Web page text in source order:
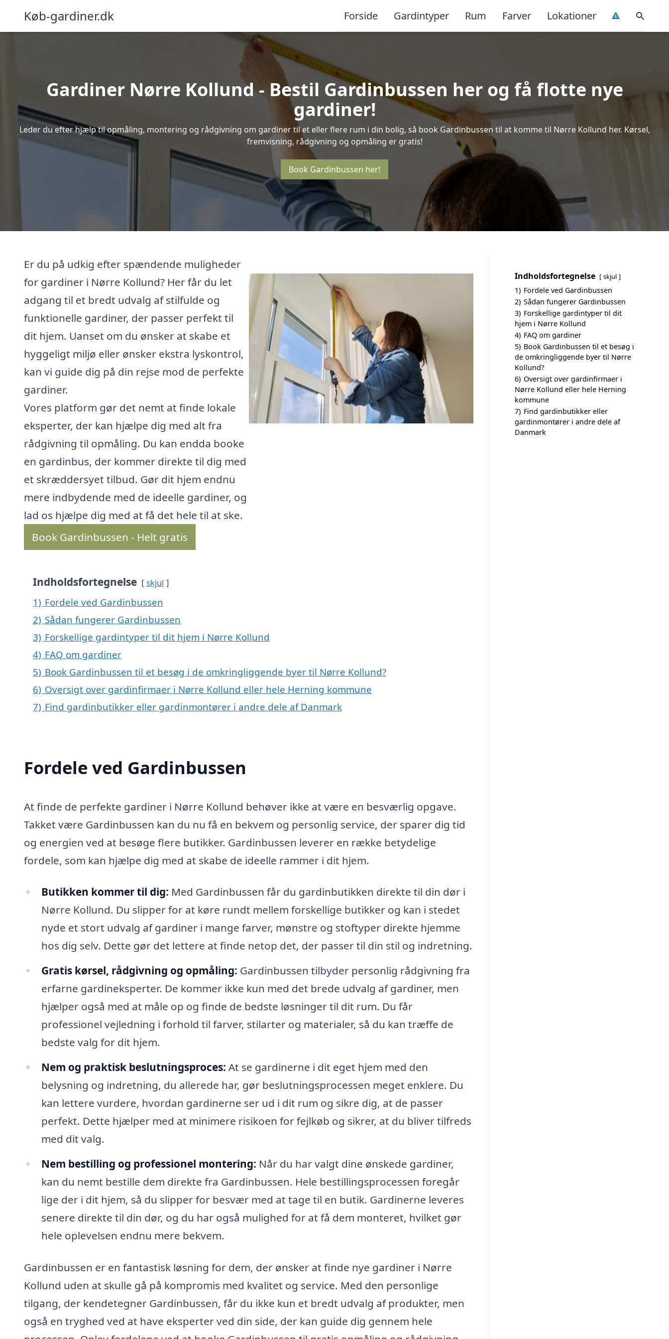
Køb-gardiner.dk Forside Gardintyper Rum Farver Lokationer
Gardiner Nørre Kollund - Bestil Gardinbussen her og få flotte nye
gardiner!
Leder du efter hjælp til opmåling, montering og rådgivning om gardiner til et eller flere rum i din bolig, så book Gardinbussen til at komme til Nørre Kollund her. Kørsel,
fremvisning, rådgivning og opmåling er gratis!
Book Gardinbussen her!
Er du på udkig efter spændende muligheder
for gardiner i Nørre Kollund? Her får du let
adgang til et bredt udvalg af stilfulde og
funktionelle gardiner, der passer perfekt til
dit hjem. Uanset om du ønsker at skabe et
hyggeligt miljø eller ønsker ekstra lyskontrol,
kan vi guide dig på din rejse mod de perfekte
gardiner.
Vores platform gør det nemt at finde lokale
eksperter, der kan hjælpe dig med alt fra
rådgivning til opmåling. Du kan endda booke
en gardinbus, der kommer direkte til dig med
et skræddersyet tilbud. Gør dit hjem endnu
mere indbydende med de ideelle gardiner, og
lad os hjælpe dig med at få det hele til at ske.
Book Gardinbussen - Helt gratis
Indholdsfortegnelse skjul
1) Fordele ved Gardinbussen
2) Sådan fungerer Gardinbussen
3) Forskellige gardintyper til dit hjem i Nørre Kollund
4) FAQ om gardiner
5) Book Gardinbussen til et besøg i de omkringliggende byer til Nørre Kollund?
6) Oversigt over gardinfirmaer i Nørre Kollund eller hele Herning kommune
7) Find gardinbutikker eller gardinmontører i andre dele af Danmark
Fordele ved Gardinbussen
At finde de perfekte gardiner i Nørre Kollund behøver ikke at være en besværlig opgave.
Takket være Gardinbussen kan du nu få en bekvem og personlig service, der sparer dig tid
og energien ved at besøge flere butikker. Gardinbussen leverer en række betydelige
fordele, som kan hjælpe dig med at skabe de ideelle rammer i dit hjem.
Butikken kommer til dig: Med Gardinbussen får du gardinbutikken direkte til din dør i
Nørre Kollund. Du slipper for at køre rundt mellem forskellige butikker og kan i stedet
nyde et stort udvalg af gardiner i mange farver, mønstre og stoftyper direkte hjemme
hos dig selv. Dette gør det lettere at finde netop det, der passer til din stil og indretning.
Gratis kørsel, rådgivning og opmåling: Gardinbussen tilbyder personlig rådgivning fra
erfarne gardineksperter. De kommer ikke kun med det brede udvalg af gardiner, men
hjælper også med at måle op og finde de bedste løsninger til dit rum. Du får
professionel vejledning i forhold til farver, stilarter og materialer, så du kan træffe de
bedste valg for dit hjem.
Nem og praktisk beslutningsproces: At se gardinerne i dit eget hjem med den
belysning og indretning, du allerede har, gør beslutningsprocessen meget enklere. Du
kan lettere vurdere, hvordan gardinerne ser ud i dit rum og sikre dig, at de passer
perfekt. Dette hjælper med at minimere risikoen for fejlkøb og sikrer, at du bliver tilfreds
med dit valg.
Nem bestilling og professionel montering: Når du har valgt dine ønskede gardiner,
kan du nemt bestille dem direkte fra Gardinbussen. Hele bestillingsprocessen foregår
lige der i dit hjem, så du slipper for besvær med at tage til en butik. Gardinerne leveres
senere direkte til din dør, og du har også mulighed for at få dem monteret, hvilket gør
hele oplevelsen endnu mere bekvem.
Gardinbussen er en fantastisk løsning for dem, der ønsker at finde nye gardiner i Nørre
Kollund uden at skulle gå på kompromis med kvalitet og service. Med den personlige
tilgang, der kendetegner Gardinbussen, får du ikke kun et bredt udvalg af produkter, men
også en tryghed ved at have eksperter ved din side, der kan guide dig gennem hele
Indholdsfortegnelse skjul
1) Fordele ved Gardinbussen
2) Sådan fungerer Gardinbussen
3) Forskellige gardintyper til dit
hjem i Nørre Kollund
4) FAQ om gardiner
5) Book Gardinbussen til et besøg i
de omkringliggende byer til Nørre
Kollund?
6) Oversigt over gardinfirmaer i
Nørre Kollund eller hele Herning
kommune
7) Find gardinbutikker eller
gardinmontører i andre dele af
Danmark